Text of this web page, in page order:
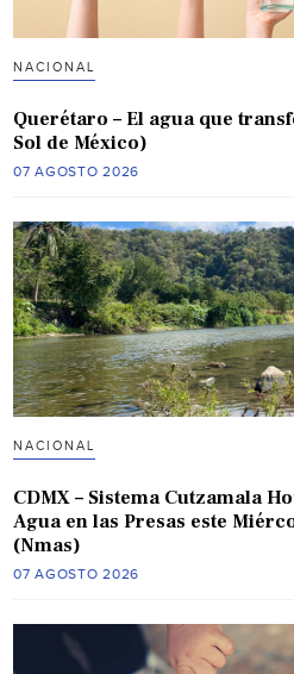
NACIONAL
Querétaro – El agua que
Sol de México)
07 AGOSTO 2026
NACIONAL
CDMX – Sistema Cutzamala
Agua en las Presas este
(Nmas)
07 AGOSTO 2026